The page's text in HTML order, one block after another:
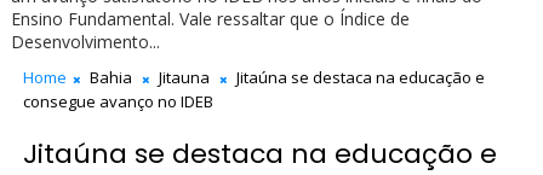
Ensino Fundamental. Vale ressaltar que o Índice de
Desenvolvimento...
Home Bahia Jitauna
Jitaúna se destaca na educação e
consegue avanço no IDEB
Jitaúna se destaca na educação e